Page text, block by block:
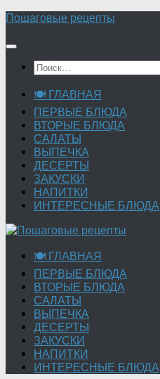
Перейти
содержимому
Пошаговые рецепты
Найти:
🍽 ГЛАВНАЯ
ПЕРВЫЕ БЛЮДА
ВТОРЫЕ БЛЮДА
САЛАТЫ
ВЫПЕЧКА
ДЕСЕРТЫ
ЗАКУСКИ
НАПИТКИ
ИНТЕРЕСНЫЕ БЛЮДА
🍽 ГЛАВНАЯ
ПЕРВЫЕ БЛЮДА
ВТОРЫЕ БЛЮДА
САЛАТЫ
ВЫПЕЧКА
ДЕСЕРТЫ
ЗАКУСКИ
НАПИТКИ
ИНТЕРЕСНЫЕ БЛЮДА